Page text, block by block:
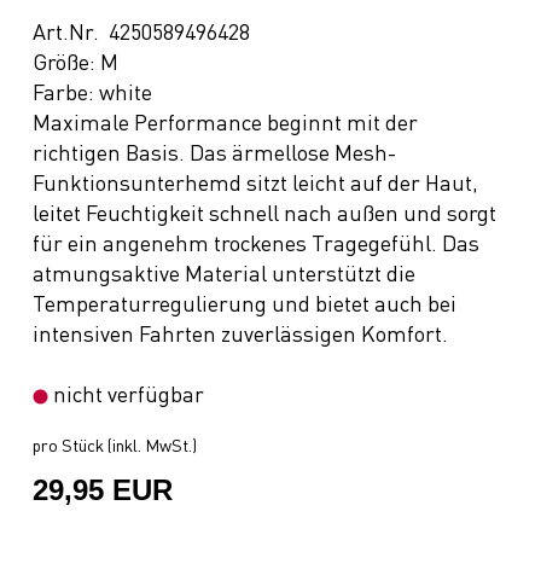
Art.Nr. 4250589496428
Größe: M
Farbe: white
Maximale Performance beginnt mit der
richtigen Basis. Das ärmellose Mesh-
Funktionsunterhemd sitzt leicht auf der Haut,
leitet Feuchtigkeit schnell nach außen und sorgt
für ein angenehm trockenes Tragegefühl. Das
atmungsaktive Material unterstützt die
Temperaturregulierung und bietet auch bei
intensiven Fahrten zuverlässigen Komfort.
nicht verfügbar
pro Stück (inkl. MwSt.)
29,95 EUR